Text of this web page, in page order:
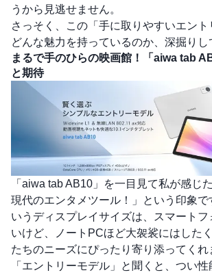
うから見逃せません。
さっそく、この「手に取りやすいエント
どんな魅力を持っているのか、深掘りし
まるで手のひらの映画館！「aiwa tab
と期待
「aiwa tab AB10」を一目見て私が感じ
現代のエンタメツール！」という印象で
いうディスプレイサイズは、スマート
いけど、ノートPCほど大袈裟にはした
たちのニーズにぴったり寄り添ってくれ
「エントリーモデル」と聞くと、つい